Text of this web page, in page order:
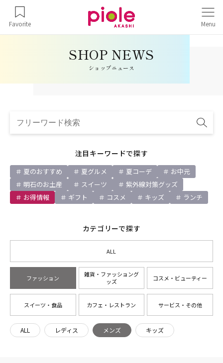
Favorite Menu
ショップニュース
注目キーワードで探す
夏のおすすめ 夏グルメ 夏コーデ
お中元
明石のお土産
スイーツ
紫外線対策グッズ
お得情報
ギフト コスメ キッズ ランチ
カテゴリーで探す
ALL
ファッション
雑貨・ファッショング
ッズ
コスメ・ビューティー
スイーツ・食品 カフェ・レストラン サービス・その他
ALL レディス メンズ キッズ